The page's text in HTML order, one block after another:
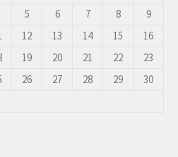
5 6 7 8
9
12 13 14 15
16
19 20 21 22
23
26 27 28 29
30